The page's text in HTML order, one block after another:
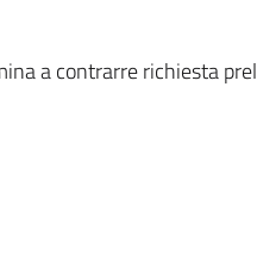
a contrarre richiesta